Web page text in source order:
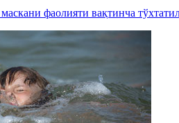
фаолияти вақтинча